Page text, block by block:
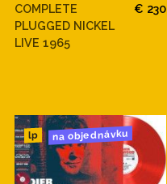
COMPLETE
PLUGGED NICKEL
LIVE 1965
€ 230
lp na objednávku